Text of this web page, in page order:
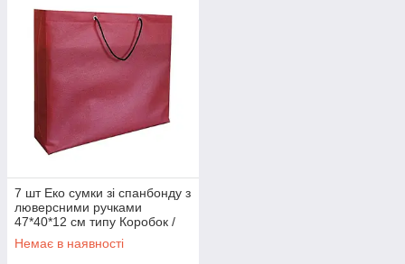
7 шт Еко сумки зі спанбонду з
люверсними ручками
47*40*12 см типу Коробок /
Эко сумки від виробника опт
Код/Артикул
Немає в наявності